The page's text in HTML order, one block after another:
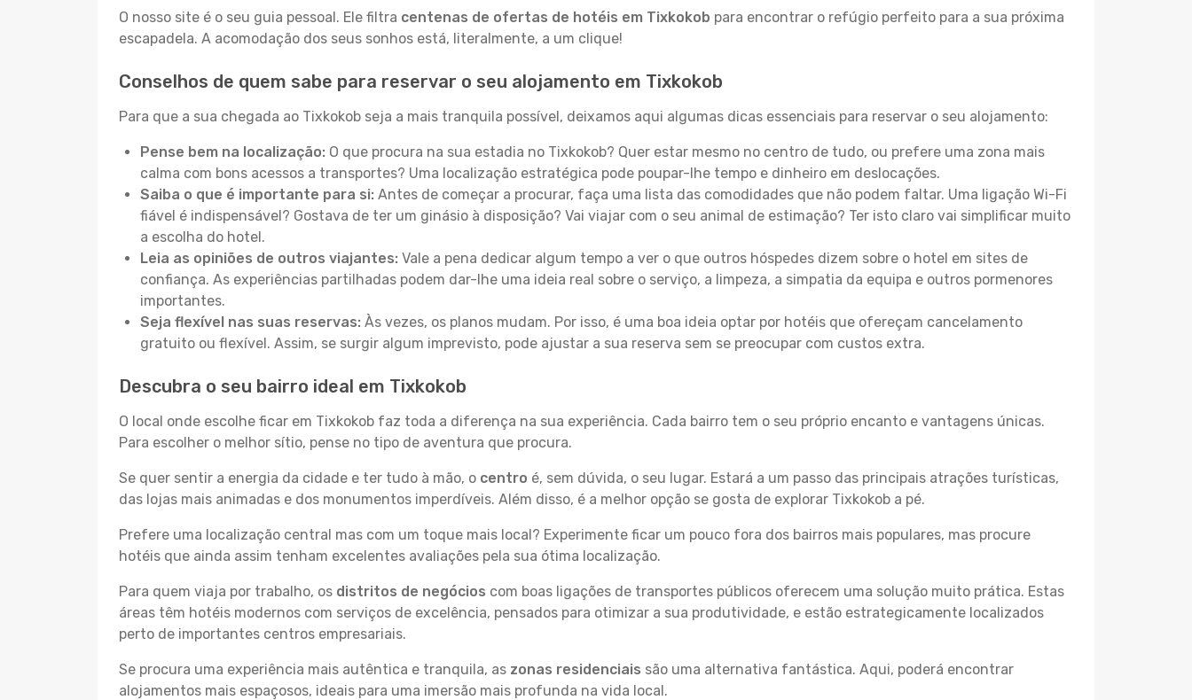
O nosso site é o seu guia pessoal. Ele filtra centenas de ofertas de hotéis em Tixkokob para encontrar o refúgio perfeito para a sua próxima
escapadela. A acomodação dos seus sonhos está, literalmente, a um clique!
Conselhos de quem sabe para reservar o seu alojamento em Tixkokob
Para que a sua chegada ao Tixkokob seja a mais tranquila possível, deixamos aqui algumas dicas essenciais para reservar o seu alojamento:
Pense bem na localização: O que procura na sua estadia no Tixkokob? Quer estar mesmo no centro de tudo, ou prefere uma zona mais
calma com bons acessos a transportes? Uma localização estratégica pode poupar-lhe tempo e dinheiro em deslocações.
Saiba o que é importante para si: Antes de começar a procurar, faça uma lista das comodidades que não podem faltar. Uma ligação Wi-Fi
fiável é indispensável? Gostava de ter um ginásio à disposição? Vai viajar com o seu animal de estimação? Ter isto claro vai simplificar muito
a escolha do hotel.
Leia as opiniões de outros viajantes: Vale a pena dedicar algum tempo a ver o que outros hóspedes dizem sobre o hotel em sites de
confiança. As experiências partilhadas podem dar-lhe uma ideia real sobre o serviço, a limpeza, a simpatia da equipa e outros pormenores
importantes.
Seja flexível nas suas reservas: Às vezes, os planos mudam. Por isso, é uma boa ideia optar por hotéis que ofereçam cancelamento
gratuito ou flexível. Assim, se surgir algum imprevisto, pode ajustar a sua reserva sem se preocupar com custos extra.
Descubra o seu bairro ideal em Tixkokob
O local onde escolhe ficar em Tixkokob faz toda a diferença na sua experiência. Cada bairro tem o seu próprio encanto e vantagens únicas.
Para escolher o melhor sítio, pense no tipo de aventura que procura.
Se quer sentir a energia da cidade e ter tudo à mão, o centro é, sem dúvida, o seu lugar. Estará a um passo das principais atrações turísticas,
das lojas mais animadas e dos monumentos imperdíveis. Além disso, é a melhor opção se gosta de explorar Tixkokob a pé.
Prefere uma localização central mas com um toque mais local? Experimente ficar um pouco fora dos bairros mais populares, mas procure
hotéis que ainda assim tenham excelentes avaliações pela sua ótima localização.
Para quem viaja por trabalho, os distritos de negócios com boas ligações de transportes públicos oferecem uma solução muito prática. Estas
áreas têm hotéis modernos com serviços de excelência, pensados para otimizar a sua produtividade, e estão estrategicamente localizados
perto de importantes centros empresariais.
Se procura uma experiência mais autêntica e tranquila, as zonas residenciais são uma alternativa fantástica. Aqui, poderá encontrar
alojamentos mais espaçosos, ideais para uma imersão mais profunda na vida local.